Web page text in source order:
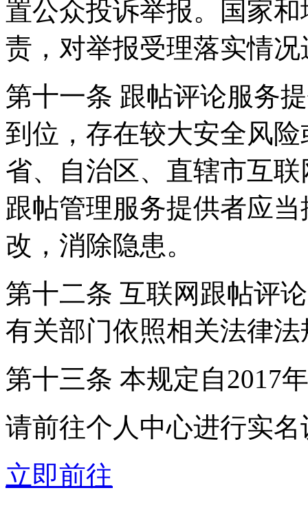
置公众投诉举报。国家
责，对举报受理落实情
第十一条 跟帖评论服务
到位，存在较大安全风
省、自治区、直辖市互
跟帖管理服务提供者应
改，消除隐患。
第十二条 互联网跟帖评
有关部门依照相关法律
第十三条 本规定自2017
请前往个人中心进行实名
立即前往